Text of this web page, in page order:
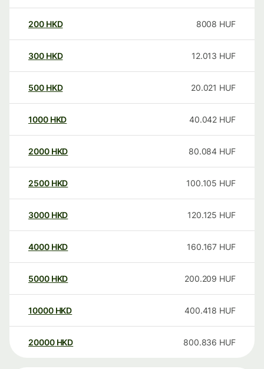
200 HKD 8008 HUF
300 HKD 12.013 HUF
500 HKD 20.021 HUF
1000 HKD 40.042 HUF
2000 HKD 80.084 HUF
2500 HKD 100.105 HUF
3000 HKD 120.125 HUF
4000 HKD 160.167 HUF
5000 HKD 200.209 HUF
10000 HKD 400.418 HUF
20000 HKD 800.836 HUF